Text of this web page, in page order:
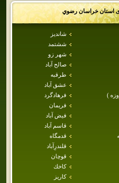
استانخراسان رضوي
شانديز
ششتمد
شهر زو
صالح آباد
طرقبه
عشق آباد
)
فرهادگرد
فريمان
فيض آباد
قاسم آباد
قدمگاه
قلندرِآباد
قوچان
كاخك
كاريز